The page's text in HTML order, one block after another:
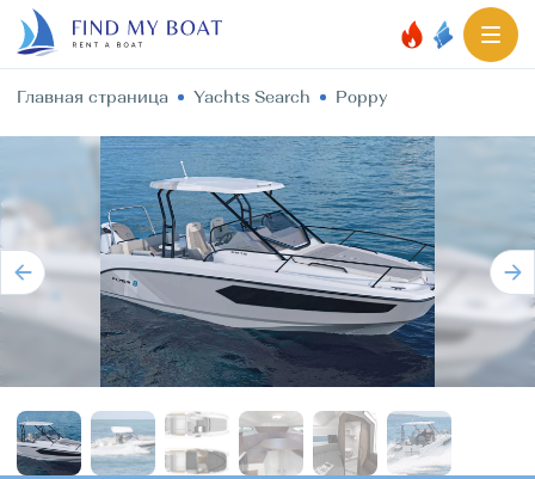
Главная страница Yachts Search Poppy